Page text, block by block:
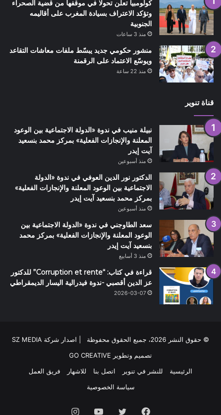
كولومبيا تعلن تحولا في موقفها من قضية الصحراء
وتؤكد الاعتراف بسيادة المغرب على أقاليمه
الجنوبية
منذ 3 ساعات
منشور حكومي جديد يبسّط ملفات معاشات التقاعد
ويوسّع الاعتماد على الرقمنة
منذ 22 ساعة
قناة تنوير
نبيلة منيب في ندوة «الدولة الاجتماعية بين الوعود
المعلنة والإنجازات الفعلية» بمركز محمد بنسعيد
آيت إيدر
منذ أسبوعين
الدكتور نور الدين العوفي في ندوة «الدولة
الاجتماعية بين الوعود المعلنة والإنجازات الفعلية»
بمركز محمد بنسعيد آيت إيدر
منذ أسبوعين
سعد الطاوجني في ندوة «الدولة الاجتماعية بين
الوعود المعلنة والإنجازات الفعلية» بمركز محمد
بنسعيد آيت إيدر
منذ 3 أسابيع
قراءة في كتاب: “Corruption et rente” للدكتور
عز الدين أقصبي -ندوة فيدرالية اليسار الديمقراطي
2026-03-07
© حقوق النشر 2026، جميع الحقوق محفوظة | اصدار شركة SZ MEDIA
تصميم وتطوير GO CREATIVE
الرئيسية
للنشر في تنوير اتصل بنا للاشهار
فريق العمل
سياسة الخصوصية
فيسبوك تويتر يوتيوب